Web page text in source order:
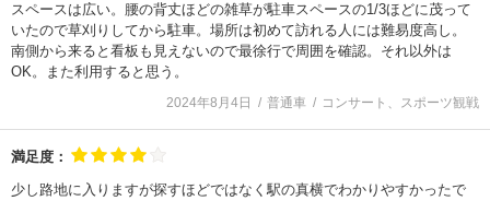
スペースは広い。腰の背丈ほどの雑草が駐車スペースの1/3ほどに茂って
いたので草刈りしてから駐車。場所は初めて訪れる人には難易度高し。
南側から来ると看板も見えないので最徐行で周囲を確認。それ以外は
OK。また利用すると思う。
2024年8月4日 普通車 コンサート、スポーツ観戦
満足度：
少し路地に入りますが探すほどではなく駅の真横でわかりやすかったで